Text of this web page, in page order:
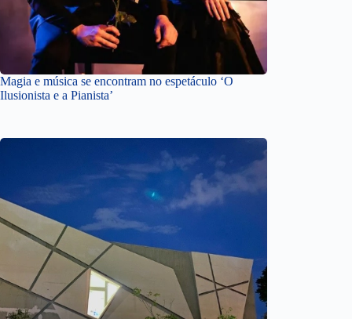
Magia e música se encontram no espetáculo ‘O
Ilusionista e a Pianista’